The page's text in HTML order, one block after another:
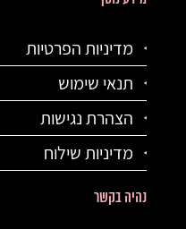
מדיניות הפרטיות
תנאי שימוש
הצהרת נגישות
מדיניות שילוח
נהיה בקשר